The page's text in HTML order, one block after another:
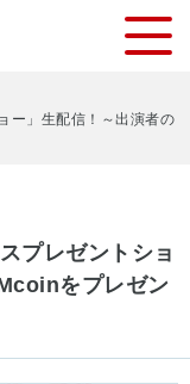
ー」生配信！～出演者の
プレゼントショ
をプレゼン